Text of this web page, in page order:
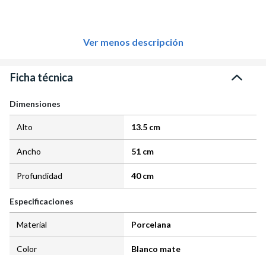
Ver menos descripción
Ficha técnica
Dimensiones
Alto 13.5 cm
Ancho 51 cm
Profundidad 40 cm
Especificaciones
Material Porcelana
Color Blanco mate